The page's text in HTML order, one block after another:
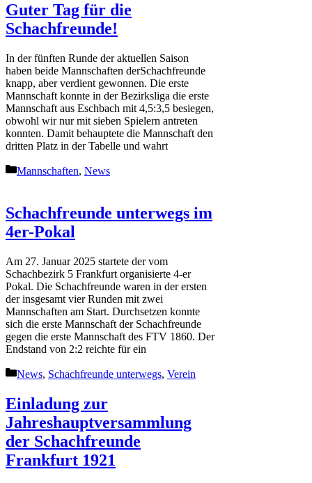
Guter Tag für die
Schachfreunde!
In der fünften Runde der aktuellen Saison
haben beide Mannschaften derSchachfreunde
knapp, aber verdient gewonnen. Die erste
Mannschaft konnte in der Bezirksliga die erste
Mannschaft aus Eschbach mit 4,5:3,5 besiegen,
obwohl wir nur mit sieben Spielern antreten
konnten. Damit behauptete die Mannschaft den
dritten Platz in der Tabelle und wahrt
Kategorien
Mannschaften, News
Schachfreunde unterwegs im
4er-Pokal
Am 27. Januar 2025 startete der vom
Schachbezirk 5 Frankfurt organisierte 4-er
Pokal. Die Schachfreunde waren in der ersten
der insgesamt vier Runden mit zwei
Mannschaften am Start. Durchsetzen konnte
sich die erste Mannschaft der Schachfreunde
gegen die erste Mannschaft des FTV 1860. Der
Endstand von 2:2 reichte für ein
Kategorien
News, Schachfreunde unterwegs, Verein
Einladung zur
Jahreshauptversammlung
der Schachfreunde
Frankfurt 1921